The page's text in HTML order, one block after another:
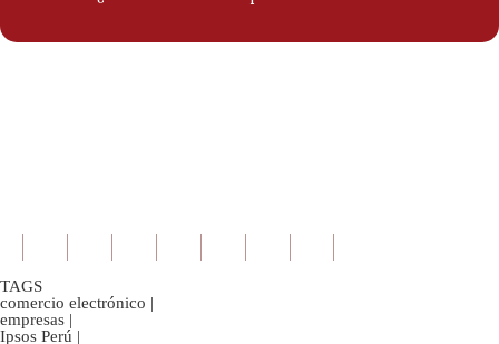
TAGS
comercio electrónico |
empresas |
Ipsos Perú |